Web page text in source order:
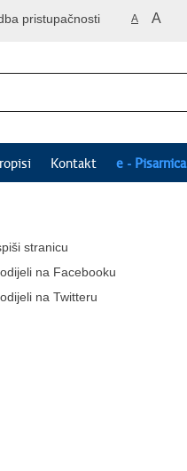
A A
pristupačnosti
Kontakt e - Pisarnica
stranicu
na Facebooku
na Twitteru